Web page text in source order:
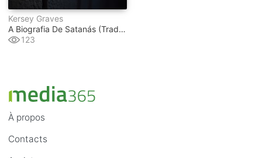
Kersey Graves
A Biografia De Satanás (traduzido)
123
À propos
Contacts